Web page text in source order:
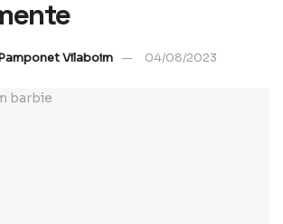
Vilaboim 04/08/2023